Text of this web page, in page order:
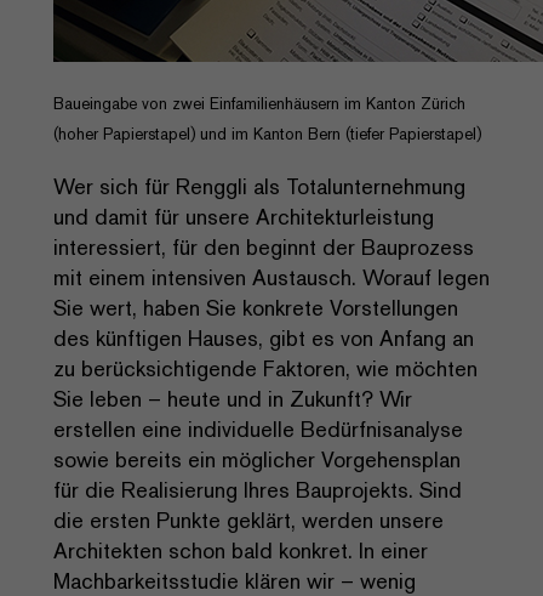
Baueingabe von zwei Einfamilienhäusern im Kanton Zürich
(hoher Papierstapel) und im Kanton Bern (tiefer Papierstapel)
Wer sich für Renggli als Totalunternehmung
und damit für unsere Architekturleistung
interessiert, für den beginnt der Bauprozess
mit einem intensiven Austausch. Worauf legen
Sie wert, haben Sie konkrete Vorstellungen
des künftigen Hauses, gibt es von Anfang an
zu berücksichtigende Faktoren, wie möchten
Sie leben – heute und in Zukunft? Wir
erstellen eine individuelle Bedürfnisanalyse
sowie bereits ein möglicher Vorgehensplan
für die Realisierung Ihres Bauprojekts. Sind
die ersten Punkte geklärt, werden unsere
Architekten schon bald konkret. In einer
Machbarkeitsstudie klären wir – wenig